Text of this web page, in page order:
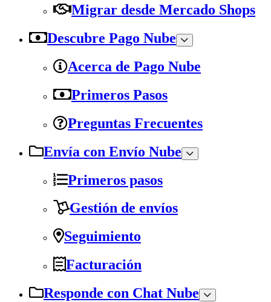
Migrar desde Mercado Shops
Descubre Pago Nube
Acerca de Pago Nube
Primeros Pasos
Preguntas Frecuentes
Envía con Envío Nube
Primeros pasos
Gestión de envíos
Seguimiento
Facturación
Responde con Chat Nube